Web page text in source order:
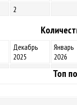
2
Декабрь
2025
Январь
2026
Топ